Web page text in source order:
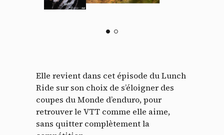
Elle revient dans cet épisode du Lunch
Ride sur son choix de s’éloigner des
coupes du Monde d’enduro, pour
retrouver le VTT comme elle aime,
sans quitter complètement la